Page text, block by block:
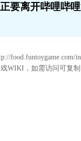
要离开哔哩哔
food.funtoygame.com/
WIKI，如需访问可复